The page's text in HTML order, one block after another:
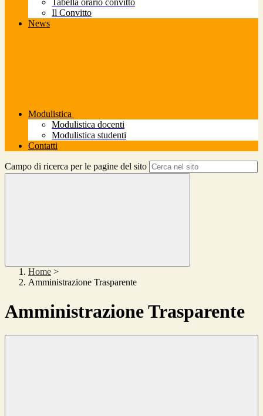
Tabella orario convitto
Il Convitto
News
Modulistica
Modulistica docenti
Modulistica studenti
Contatti
Campo di ricerca per le pagine del sito
Home >
Amministrazione Trasparente
Amministrazione Trasparente